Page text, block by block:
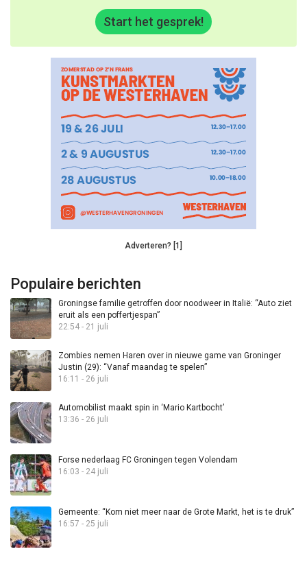
Start het gesprek!
Adverteren? [1]
Populaire berichten
Groningse familie getroffen door noodweer in Italië: “Auto ziet
eruit als een poffertjespan”
22:54 - 21 juli
Zombies nemen Haren over in nieuwe game van Groninger
Justin (29): “Vanaf maandag te spelen”
16:11 - 26 juli
Automobilist maakt spin in ‘Mario Kartbocht’
13:36 - 26 juli
Forse nederlaag FC Groningen tegen Volendam
16:03 - 24 juli
Gemeente: “Kom niet meer naar de Grote Markt, het is te druk”
16:57 - 25 juli